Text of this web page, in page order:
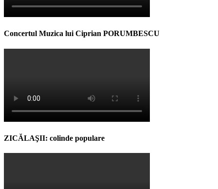
Concertul Muzica lui Ciprian PORUMBESCU
ZICĂLAŞII: colinde populare